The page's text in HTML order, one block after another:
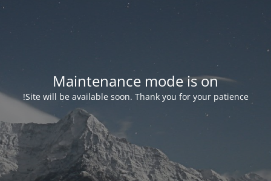
Maintenance mode is on
Site will be available soon. Thank you for your patience!